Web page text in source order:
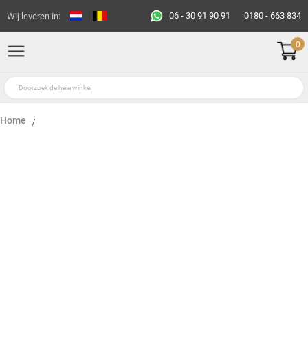
Wij leveren in: 06 - 30 91 90 91 0180 - 663 834
0
Home